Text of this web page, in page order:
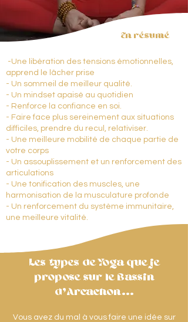
En résumé
-Une libération des tensions émotionnelles,
apprend le lâcher prise
- Un sommeil de meilleur qualité.
- Un mindset apaisé au quotidien
- Renforce la confiance en soi.
- Faire face plus sereinement aux situations
difficiles, prendre du recul, relativiser.
- Une meilleure mobilité de chaque partie de
votre corps
- Un assouplissement et un renforcement des
articulations
- Une tonification des muscles, une
harmonisation de la musculature profonde
- Un renforcement du système immunitaire,
une meilleure vitalité.
Les types de Yoga que je
propose sur le Bassin
d'Arcachon...
Vous avez du mal à vous faire une idée sur